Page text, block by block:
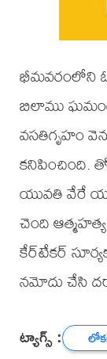
భీమవరంలోని ఓ
బిలాము
వసతిగృహం
కనిపించింది.
యువతి వేరే
చెంది
కేర్‌టేకర్
నమోదు చేసి
ట్యాగ్స్ :